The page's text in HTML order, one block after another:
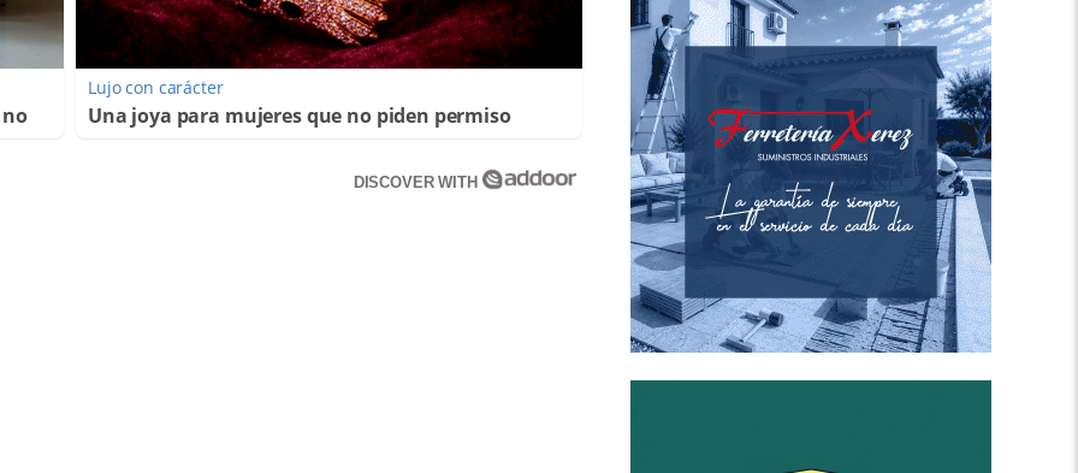
Lujo con carácter
Una joya para mujeres que no piden permiso
DISCOVER WITH